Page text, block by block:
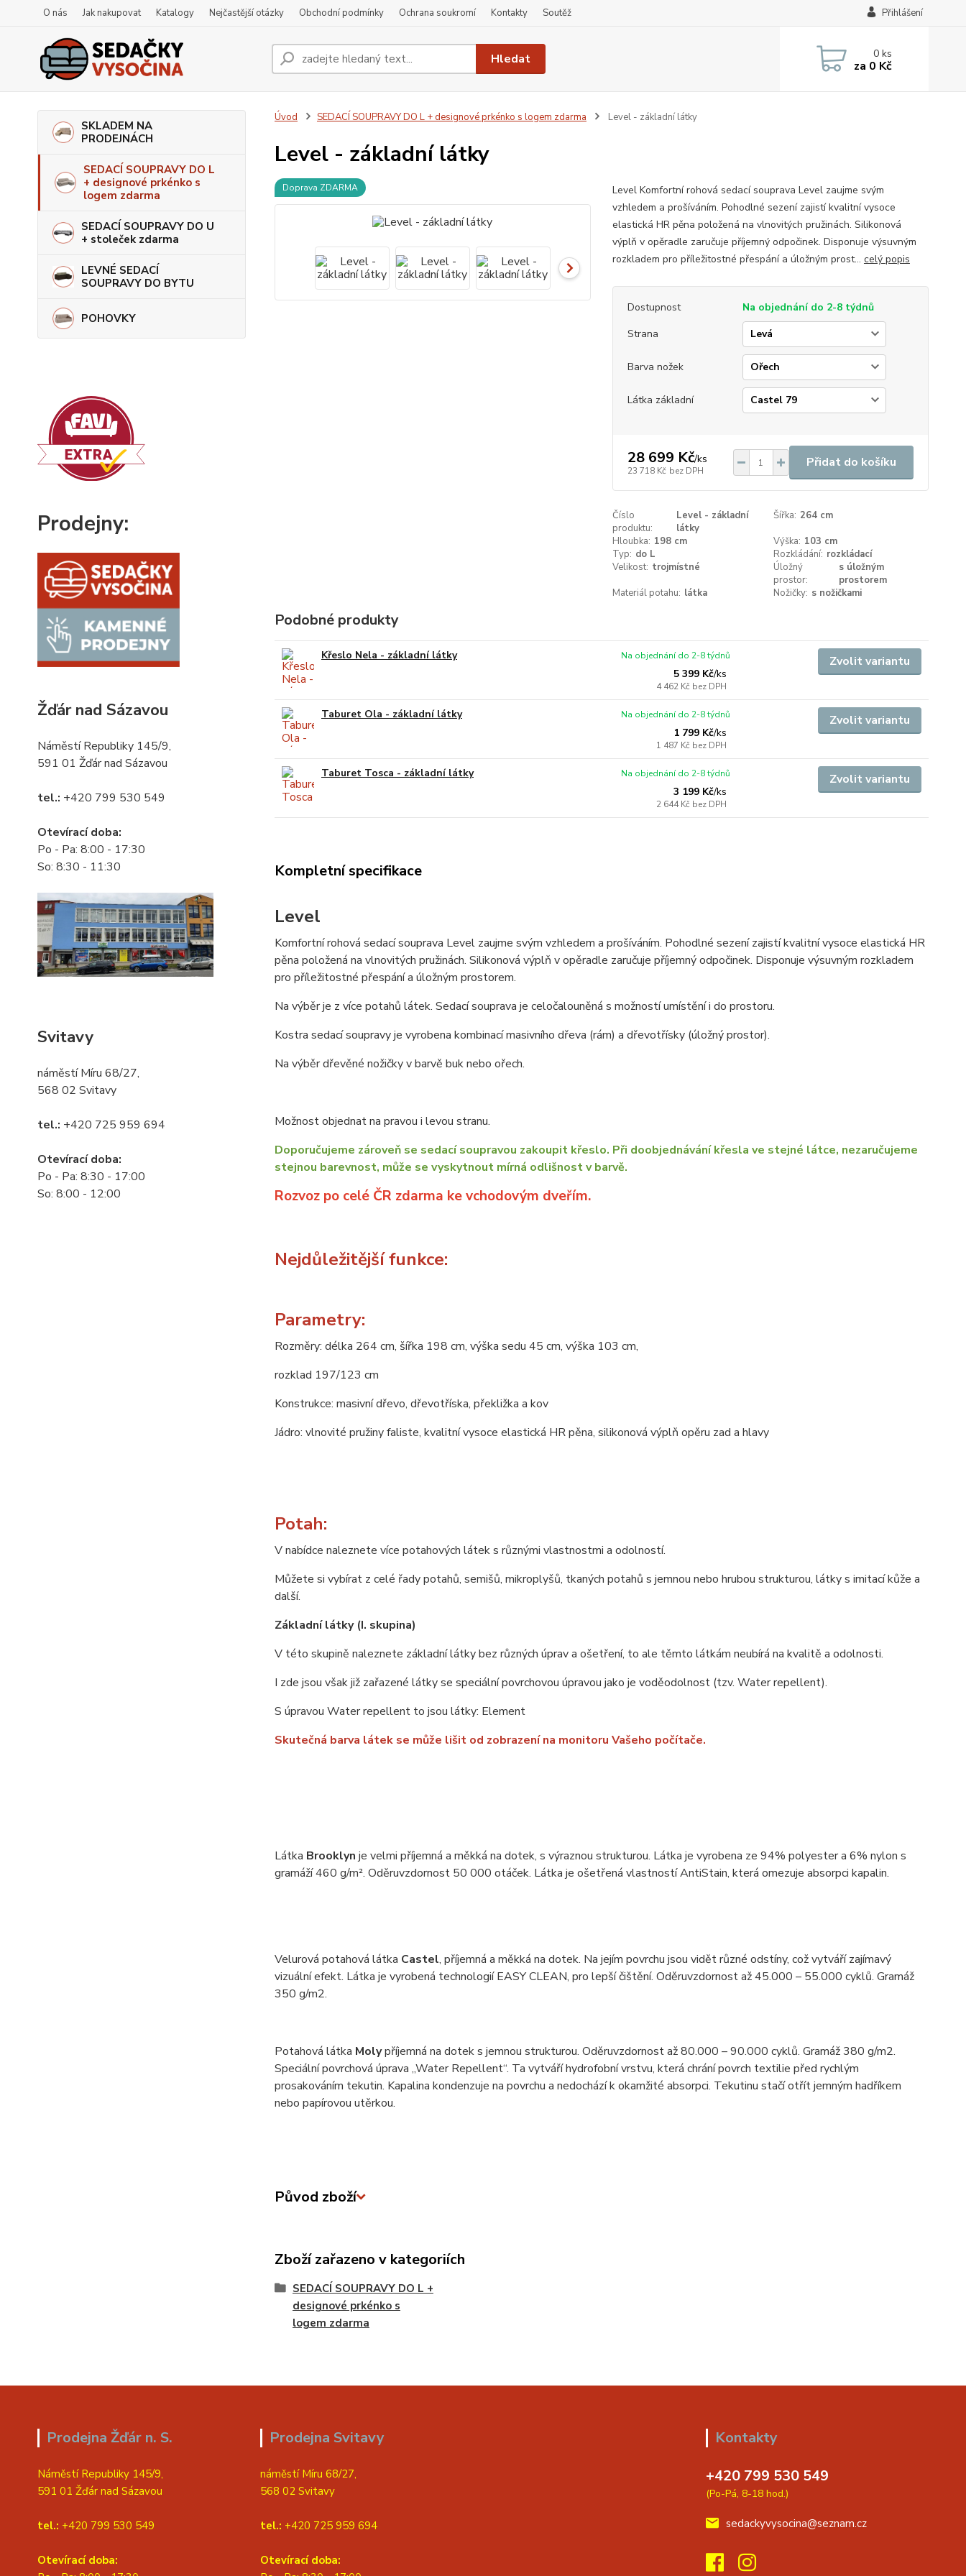
O nás Jak nakupovat Katalogy Nejčastější otázky Obchodní podmínky Ochrana soukromí Kontakty Soutěž Přihlášení
Hledat 0ks
za 0 Kč
SKLADEM NA
PRODEJNÁCH
SEDACÍ SOUPRAVY DO L
+ designové prkénko s
logem zdarma
SEDACÍ SOUPRAVY DO U
+ stoleček zdarma
LEVNÉ SEDACÍ
SOUPRAVY DO BYTU
POHOVKY
Prodejny:
Žďár nad Sázavou
Náměstí Republiky 145/9,
591 01 Žďár nad Sázavou
tel.: +420 799 530 549
Otevírací doba:
Po - Pa: 8:00 - 17:30
So: 8:30 - 11:30
Svitavy
náměstí Míru 68/27,
568 02 Svitavy
tel.: +420 725 959 694
Otevírací doba:
Po - Pa: 8:30 - 17:00
So: 8:00 - 12:00
Úvod SEDACÍ SOUPRAVY DO L + designové prkénko s logem zdarma Level - základní látky
Level - základní látky
Doprava ZDARMA
Level Komfortní rohová sedací souprava Level zaujme svým
vzhledem a prošíváním. Pohodlné sezení zajistí kvalitní vysoce
elastická HR pěna položená na vlnovitých pružinách. Silikonová
výplň v opěradle zaručuje příjemný odpočinek. Disponuje výsuvným
rozkladem pro příležitostné přespání a úložným prost... celý popis
Dostupnost
Na objednání do 2-8 týdnů
Strana
Barva nožek
Látka základní
28 699 Kč/ks
23 718 Kč bez DPH
Přidat do košíku
Číslo
produktu:
Level - základní
látky
Šířka: 264 cm
Hloubka: 198 cm Výška: 103 cm
Typ: do L Rozkládání: rozkládací
Velikost: trojmístné
Úložný
prostor:
s úložným
prostorem
Materiál potahu: látka Nožičky: s nožičkami
Podobné produkty
Křeslo Nela - základní látky
5 399 Kč/ks
4 462 Kč bez DPH
Na objednání do 2-8 týdnů Zvolit variantu
Taburet Ola - základní látky
1 799 Kč/ks
1 487 Kč bez DPH
Na objednání do 2-8 týdnů Zvolit variantu
Taburet Tosca - základní látky
3 199 Kč/ks
2 644 Kč bez DPH
Na objednání do 2-8 týdnů Zvolit variantu
Kompletní specifikace
Level
Komfortní rohová sedací souprava Level zaujme svým vzhledem a prošíváním. Pohodlné sezení zajistí kvalitní vysoce elastická HR
pěna položená na vlnovitých pružinách. Silikonová výplň v opěradle zaručuje příjemný odpočinek. Disponuje výsuvným rozkladem
pro příležitostné přespání a úložným prostorem.
Na výběr je z více potahů látek. Sedací souprava je celočalouněná s možností umístění i do prostoru.
Kostra sedací soupravy je vyrobena kombinací masivního dřeva (rám) a dřevotřísky (úložný prostor).
Na výběr dřevěné nožičky v barvě buk nebo ořech.
Možnost objednat na pravou i levou stranu.
Doporučujeme zároveň se sedací soupravou zakoupit křeslo. Při doobjednávání křesla ve stejné látce, nezaručujeme
stejnou barevnost, může se vyskytnout mírná odlišnost v barvě.
Rozvoz po celé ČR zdarma ke vchodovým dveřím.
Nejdůležitější funkce:
Parametry:
Rozměry: délka 264 cm, šířka 198 cm, výška sedu 45 cm, výška 103 cm,
rozklad 197/123 cm
Konstrukce: masivní dřevo, dřevotříska, překližka a kov
Jádro: vlnovité pružiny faliste, kvalitní vysoce elastická HR pěna, silikonová výplň opěru zad a hlavy
Potah:
V nabídce naleznete více potahových látek s různými vlastnostmi a odolností.
Můžete si vybírat z celé řady potahů, semišů, mikroplyšů, tkaných potahů s jemnou nebo hrubou strukturou, látky s imitací kůže a
další.
Základní látky (I. skupina)
V této skupině naleznete základní látky bez různých úprav a ošetření, to ale těmto látkám neubírá na kvalitě a odolnosti.
I zde jsou však již zařazené látky se speciální povrchovou úpravou jako je voděodolnost (tzv. Water repellent).
S úpravou Water repellent to jsou látky: Element
Skutečná barva látek se může lišit od zobrazení na monitoru Vašeho počítače.
Látka Brooklyn je velmi příjemná a měkká na dotek, s výraznou strukturou. Látka je vyrobena ze 94% polyester a 6% nylon s
gramáží 460 g/m². Oděruvzdornost 50 000 otáček. Látka je ošetřená vlastností AntiStain, která omezuje absorpci kapalin.
Velurová potahová látka Castel, příjemná a měkká na dotek. Na jejím povrchu jsou vidět různé odstíny, což vytváří zajímavý
vizuální efekt. Látka je vyrobená technologií EASY CLEAN, pro lepší čištění. Oděruvzdornost až 45.000 – 55.000 cyklů. Gramáž
350 g/m2.
Potahová látka Molypříjemná na dotek s jemnou strukturou. Oděruvzdornost až 80.000 – 90.000 cyklů. Gramáž 380 g/m2.
Speciální povrchová úprava „Water Repellent“. Ta vytváří hydrofobní vrstvu, která chrání povrch textilie před rychlým
prosakováním tekutin. Kapalina kondenzuje na povrchu a nedochází k okamžité absorpci. Tekutinu stačí otřít jemným hadříkem
nebo papírovou utěrkou.
Původ zboží
Zboží zařazeno v kategoriích
SEDACÍ SOUPRAVY DO L +
designové prkénko s
logem zdarma
Prodejna Žďár n. S.
Náměstí Republiky 145/9,
591 01 Žďár nad Sázavou
tel.: +420 799 530 549
Otevírací doba:
Prodejna Svitavy
náměstí Míru 68/27,
568 02 Svitavy
tel.: +420 725 959 694
Otevírací doba:
Kontakty
+420 799 530 549
(Po-Pá, 8-18 hod.)
sedackyvysocina@seznam.cz